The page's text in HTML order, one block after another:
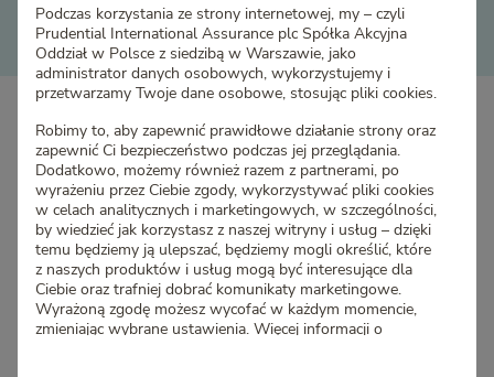
Podczas korzystania ze strony internetowej, my – czyli
Prudential International Assurance plc Spółka Akcyjna
Oddział w Polsce z siedzibą w Warszawie, jako
administrator danych osobowych, wykorzystujemy i
przetwarzamy Twoje dane osobowe, stosując pliki cookies.
Robimy to, aby zapewnić prawidłowe działanie strony oraz
zapewnić Ci bezpieczeństwo podczas jej przeglądania.
Dodatkowo, możemy również razem z partnerami, po
wyrażeniu przez Ciebie zgody, wykorzystywać pliki cookies
w celach analitycznych i marketingowych, w szczególności,
by wiedzieć jak korzystasz z naszej witryny i usług – dzięki
temu będziemy ją ulepszać, będziemy mogli określić, które
z naszych produktów i usług mogą być interesujące dla
Ciebie oraz trafniej dobrać komunikaty marketingowe.
Wyrażoną zgodę możesz wycofać w każdym momencie,
zmieniając wybrane ustawienia. Więcej informacji o